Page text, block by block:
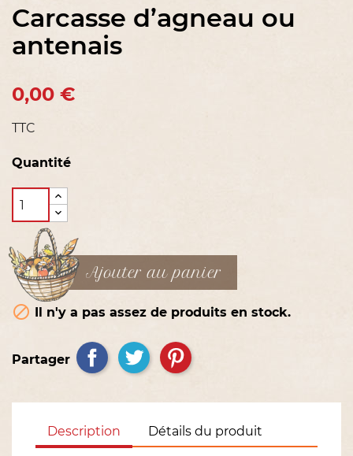
Carcasse d’agneau ou
antenais
0,00 €
TTC
Quantité
Ajouter au panier
 Il n'y a pas assez de produits en stock.
Partager
Description Détails du produit